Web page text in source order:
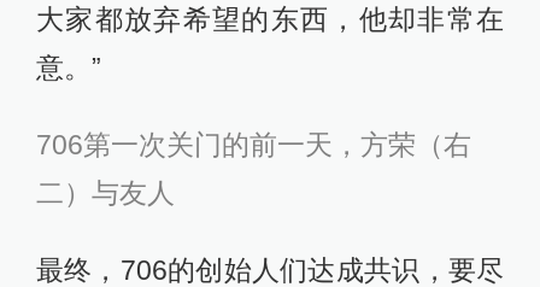
大家都放弃希望的东西，他却非常在
意。”
706第一次关门的前一天，方荣（右
二）与友人
最终，706的创始人们达成共识，要尽